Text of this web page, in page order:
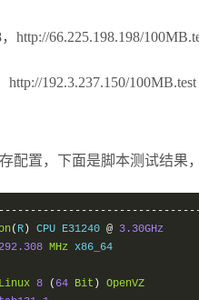
http://66.225.198.198/
192.3.237.150/100MB.test
配置，下面是脚本测试结果
( R) CPU E31240 @ 3.30GHz
MHz x86_64
Linux 8 ( 64 Bit ) OpenVZ